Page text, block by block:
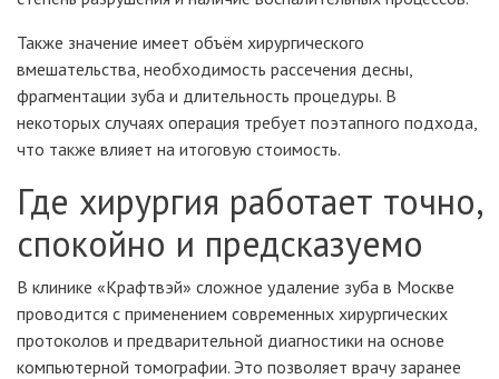
Также значение имеет объём хирургического
вмешательства, необходимость рассечения десны,
фрагментации зуба и длительность процедуры. В
некоторых случаях операция требует поэтапного подхода,
что также влияет на итоговую стоимость.
Где хирургия работает точно,
спокойно и предсказуемо
В клинике «Крафтвэй» сложное удаление зуба в Москве
проводится с применением современных хирургических
протоколов и предварительной диагностики на основе
компьютерной томографии. Это позволяет врачу заранее